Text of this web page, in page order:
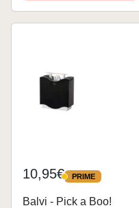
10,95€ PRIME
PRIME
Balvi - Pick a Boo!